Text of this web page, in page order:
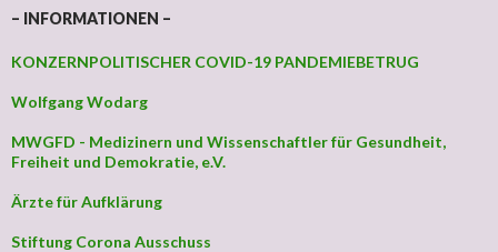
– INFORMATIONEN –
KONZERNPOLITISCHER COVID-19 PANDEMIEBETRUG
Wolfgang Wodarg
MWGFD - Medizinern und Wissenschaftler für Gesundheit,
Freiheit und Demokratie, e.V.
Ärzte für Aufklärung
Stiftung Corona Ausschuss